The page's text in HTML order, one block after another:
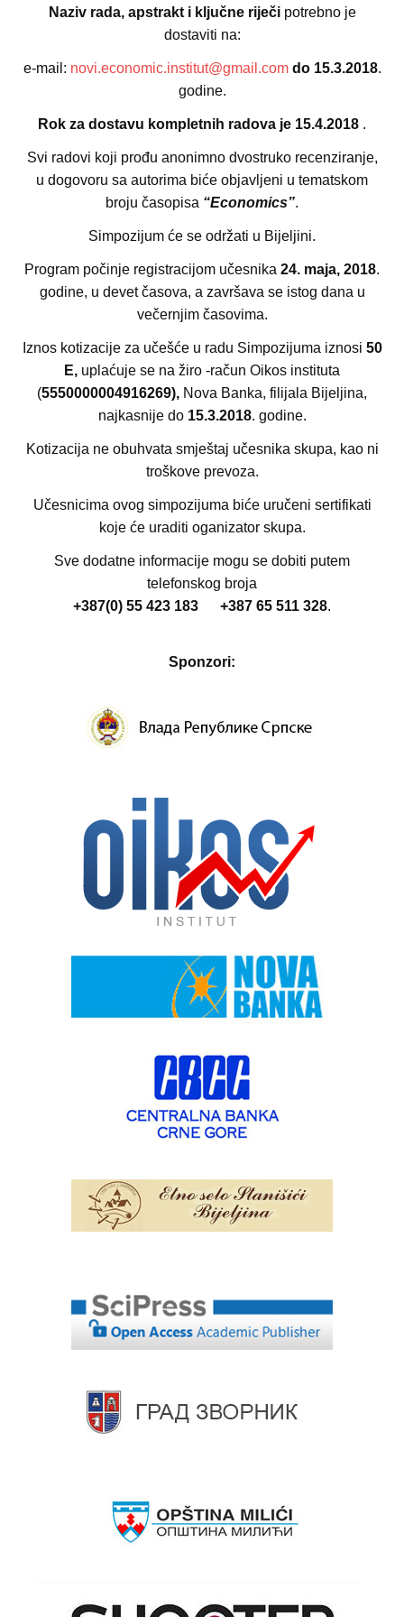
Naziv rada, apstrakt i ključne riječipotrebno je
dostaviti na:
e-mail: novi.economic.institut@gmail.com do 15.3.2018.
godine.
Rok za dostavu kompletnih radova je 15.4.2018 .
Svi radovi koji prođu anonimno dvostruko recenziranje,
u dogovoru sa autorima biće objavljeni u tematskom
broju časopisa “Economics”.
Simpozijum će se održati u Bijeljini.
Program počinje registracijom učesnika 24. maja, 2018.
godine, u devet časova, a završava se istog dana u
večernjim časovima.
Iznos kotizacije za učešće u radu Simpozijuma iznosi 50
E, uplaćuje se na žiro -račun Oikos instituta
(5550000004916269), Nova Banka, filijala Bijeljina,
najkasnije do 15.3.2018. godine.
Kotizacija ne obuhvata smještaj učesnika skupa, kao ni
troškove prevoza.
Učesnicima ovog simpozijuma biće uručeni sertifikati
koje će uraditi oganizator skupa.
Sve dodatne informacije mogu se dobiti putem
telefonskog broja
+387(0) 55 423 183 +387 65 511 328.
Sponzori: